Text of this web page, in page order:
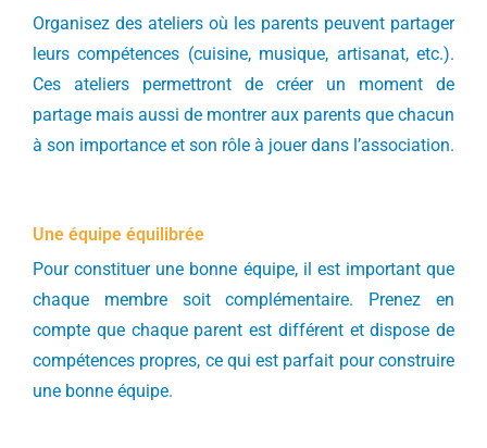
Organisez des ateliers où les parents peuvent partager
leurs compétences (cuisine, musique, artisanat, etc.).
Ces ateliers permettront de créer un moment de
partage mais aussi de montrer aux parents que chacun
à son importance et son rôle à jouer dans l’association.
Une équipe équilibrée
Pour constituer une bonne équipe, il est important que
chaque membre soit complémentaire. Prenez en
compte que chaque parent est différent et dispose de
compétences propres, ce qui est parfait pour construire
une bonne équipe.